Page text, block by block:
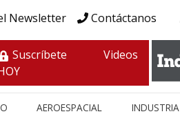
Newsletter Contáctanos
Suscríbete
Videos
AEROESPACIAL INDUSTRIA